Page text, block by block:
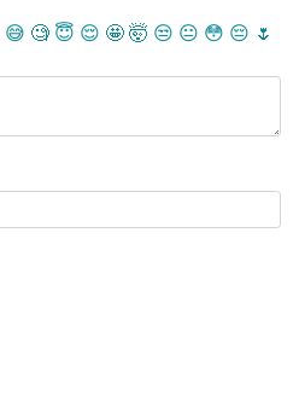
😅 🧐 😇 😌 🤩🤯 😒 😐 😳 😔 🌷